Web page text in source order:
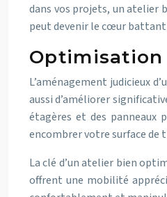
dans vos projets, un atelier
peut devenir le cœur battant
Optimisation
L’aménagement judicieux
aussi d’améliorer
étagères et des panneaux
encombrer votre surface de
La clé d’un atelier bien
offrent une mobilité